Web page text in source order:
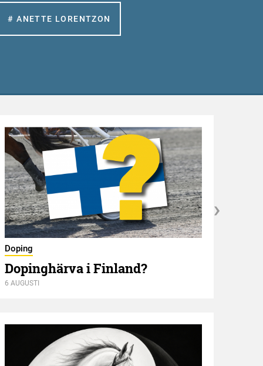
# ANETTE LORENTZON
Doping
Dopinghärva i Finland?
6 AUGUSTI